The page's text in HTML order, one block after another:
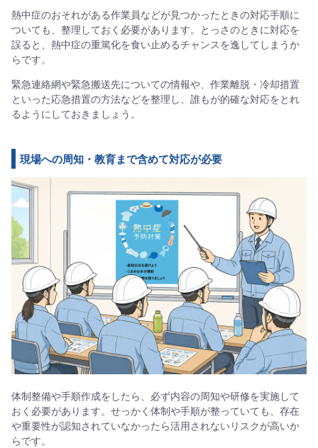
熱中症のおそれがある作業員などが見つかったときの対応手順に
ついても、整理しておく必要があります。とっさのときに対応を
誤ると、熱中症の重篤化を食い止めるチャンスを逸してしまうか
らです。
緊急連絡網や緊急搬送先についての情報や、作業離脱・冷却措置
といった応急措置の方法などを整理し、誰もが的確な対応をとれ
るようにしておきましょう。
現場への周知・教育まで含めて対応が必要
体制整備や手順作成をしたら、必ず内容の周知や研修を実施して
おく必要があります。せっかく体制や手順が整っていても、存在
や重要性が認知されていなかったら活用されないリスクが高いか
らです。